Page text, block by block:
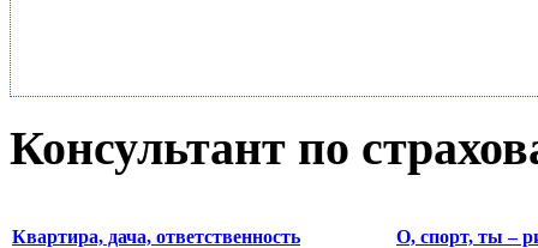
Консультант по
Квартира, дача, ответственность О, спорт, ты –